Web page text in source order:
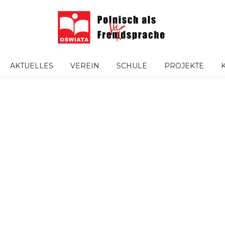
AKTUELLES VEREIN SCHULE PROJEKTE